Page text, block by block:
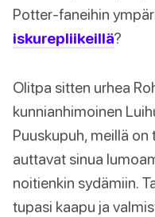
Potter-faneihin
iskurepliikeillä?
Olitpa sitten urhea
kunnianhimoinen
Puuskupuh, meillä
auttavat sinua
noitienkin sydämiin.
tupasi kaapu ja